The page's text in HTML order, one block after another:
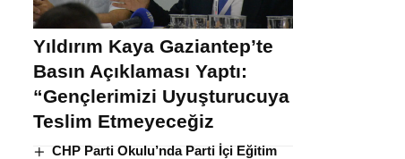
Yıldırım Kaya Gaziantep’te
Basın Açıklaması Yaptı:
“Gençlerimizi Uyuşturucuya
Teslim Etmeyeceğiz
CHP Parti Okulu’nda Parti İçi Eğitim